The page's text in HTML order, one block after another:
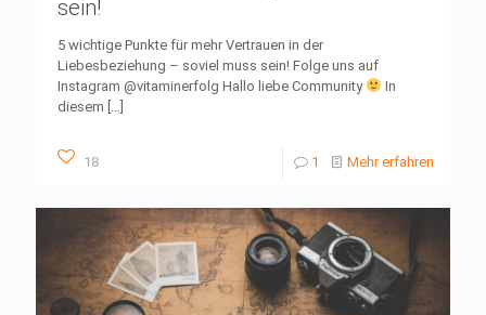
sein!
5 wichtige Punkte für mehr Vertrauen in der
Liebesbeziehung – soviel muss sein! Folge uns auf
Instagram @vitaminerfolg Hallo liebe Community
In
diesem […]
18 1 Mehr erfahren